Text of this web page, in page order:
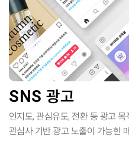
SNS 광고
인지도, 관심유도, 전환 등 광고
관심사 기반 광고 노출이 가능한